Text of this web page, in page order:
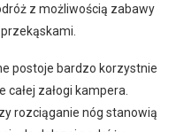
z możliwością zabawy
postoje bardzo korzystnie
załogi kampera.
rozciąganie nóg stanowią